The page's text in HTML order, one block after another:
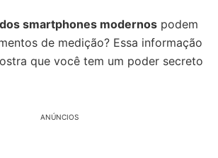
smartphones modernos podem
de medição? Essa informação
que você tem um poder secreto
ANÚNCIOS